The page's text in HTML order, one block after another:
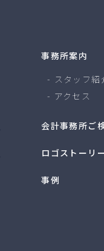
事務所案内
スタッフ紹
アクセス
会計事務所ご
ロゴストーリ
事例